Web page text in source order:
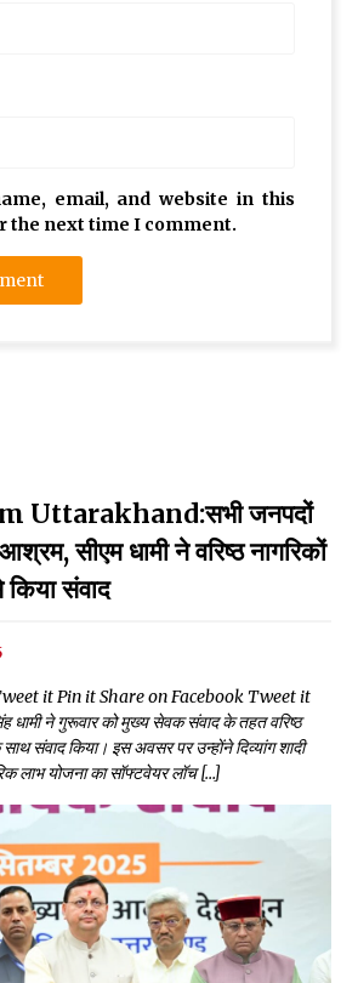
email, and website in this
the next time I comment.
Uttarakhand:सभी जनपदों
सीएम धामी ने वरिष्ठ नागरिकों
संवाद
it Pin it Share on Facebook Tweet it
धामी ने गुरूवार को मुख्य सेवक संवाद के तहत वरिष्ठ
संवाद किया। इस अवसर पर उन्होंने दिव्यांग शादी
लाभ योजना का सॉफ्टवेयर लॉच […]